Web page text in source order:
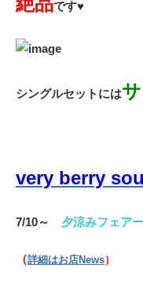
です♥
シングルセットには
very berry
7/10～ 夕涼みフェアー
（詳細はお店News）